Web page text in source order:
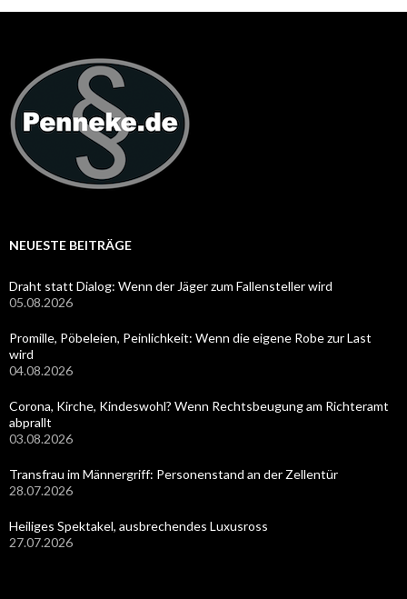
NEUESTE BEITRÄGE
Draht statt Dialog: Wenn der Jäger zum Fallensteller wird
05.08.2026
Promille, Pöbeleien, Peinlichkeit: Wenn die eigene Robe zur Last
wird
04.08.2026
Corona, Kirche, Kindeswohl? Wenn Rechtsbeugung am Richteramt
abprallt
03.08.2026
Transfrau im Männergriff: Personenstand an der Zellentür
28.07.2026
Heiliges Spektakel, ausbrechendes Luxusross
27.07.2026